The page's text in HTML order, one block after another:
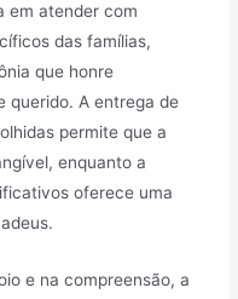
em atender com
das famílias,
que honre
querido. A entrega de
permite que a
enquanto a
oferece uma
e na compreensão, a